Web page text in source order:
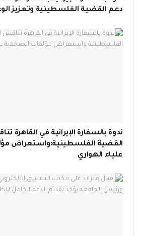
دعم القضية الفلسطينية وتعزيز
ندوة بالسفارة الإيرانية في القاهرة
القضية الفلسطينية:واستعراض
علياء الهواري